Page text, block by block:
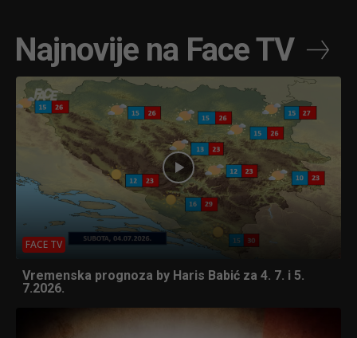
Najnovije na Face TV
FACE TV
Vremenska prognoza by Haris Babić za 4. 7. i 5.
7.2026.